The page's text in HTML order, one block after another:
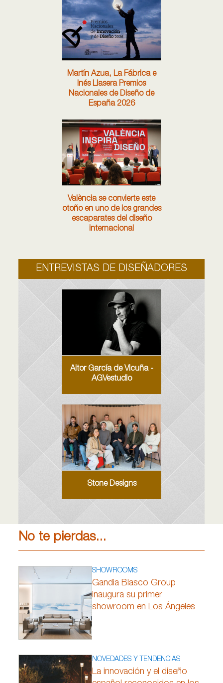
Martín Azua, La Fábrica e
Inés Llasera Premios
Nacionales de Diseño de
España 2026
València se convierte este
otoño en uno de los grandes
escaparates del diseño
internacional
ENTREVISTAS DE DISEÑADORES
Aitor García de Vicuña -
AGVestudio
Stone Designs
No te pierdas...
SHOWROOMS
Gandia Blasco Group
inaugura su primer
showroom en Los Ángeles
NOVEDADES Y TENDENCIAS
La innovación y el diseño